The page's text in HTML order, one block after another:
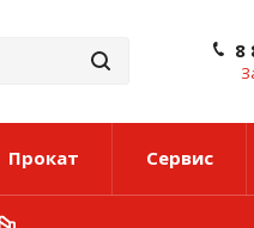
8
Прокат Сервис